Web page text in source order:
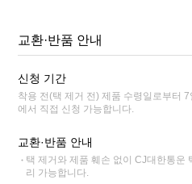
교환·반품 안내
신청 기간
착용 전(택 제거 전) 제품 수령일로부터
에서 직접 신청 가능합니다.
교환·반품 안내
택 제거와 제품 훼손 없이 CJ대한통운
리 가능합니다.